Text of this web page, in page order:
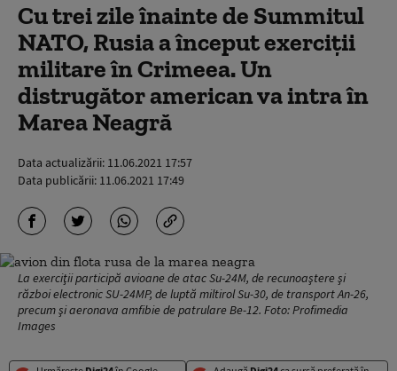
Cu trei zile înainte de Summitul
NATO, Rusia a început exerciții
militare în Crimeea. Un
distrugător american va intra în
Marea Neagră
Data actualizării: 11.06.2021 17:57
Data publicării: 11.06.2021 17:49
La exerciţii participă avioane de atac Su-24M, de recunoaştere şi
război electronic SU-24MP, de luptă miltirol Su-30, de transport An-26,
precum şi aeronava amfibie de patrulare Be-12. Foto: Profimedia
Images